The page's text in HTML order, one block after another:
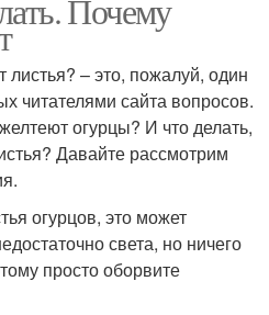
Почему
– это, пожалуй, один
читателями сайта вопросов.
огурцы? И что делать,
Давайте рассмотрим
огурцов, это может
света, но ничего
просто оборвите